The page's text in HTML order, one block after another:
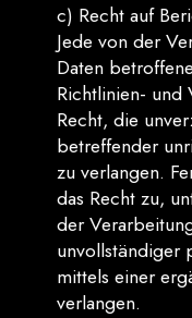
c) Recht auf
Jede von der
Daten
Richtlinien- und
Recht, die
betreffender
zu verlangen.
das Recht zu,
der
unvollständiger
mittels einer
verlangen.